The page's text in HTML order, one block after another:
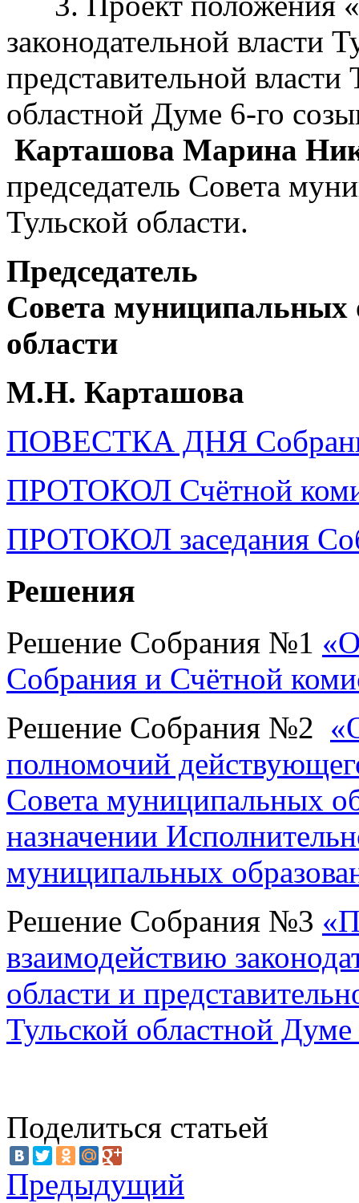
законодательной власти
представительной
областной Думе 6-го
Карташова Марина
председатель Совета
Тульской области.
Председатель
Совета муниципальных
области
М.Н. Карташова
ПОВЕСТКА ДНЯ
ПРОТОКОЛ Счётной
ПРОТОКОЛ заседания
Решения
Решение Собрания №1
Собрания и Счётной
Решение Собрания №2
полномочий
Совета муниципальных
назначении
муниципальных
Решение Собрания №3
взаимодействию
области и
Тульской областной
Поделиться статьей
Предыдущий